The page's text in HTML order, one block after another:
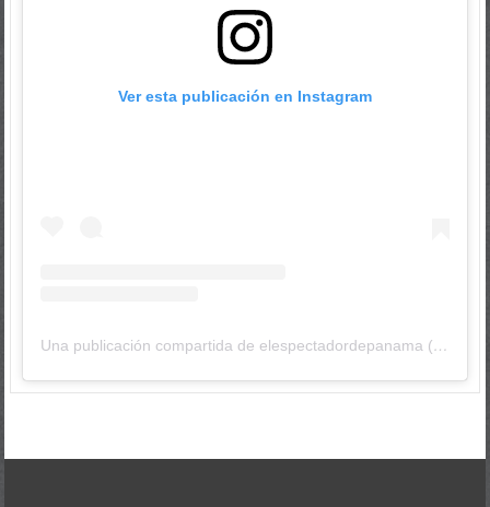
Ver esta publicación en Instagram
Una publicación compartida de elespectadordepanama (@elespectadordepanama)